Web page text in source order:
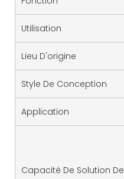
Utilisation
Lieu D'origine
Style De Conception
Application
Capacité De Solution De